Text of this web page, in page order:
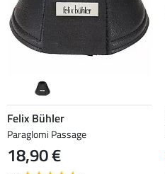
Felix Bühler
Paraglomi Passage
18,90 €